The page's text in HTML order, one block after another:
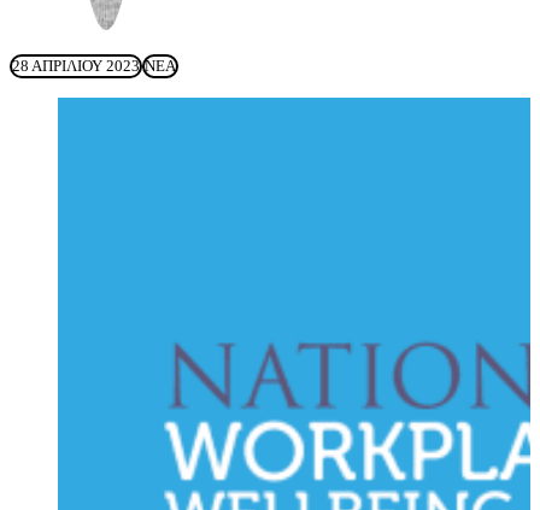
28 ΑΠΡΙΛΊΟΥ 2023 ΝΈΑ